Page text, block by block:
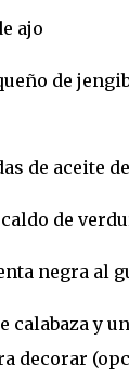
ajo
de
de aceite
de
negra al
calabaza y
decorar